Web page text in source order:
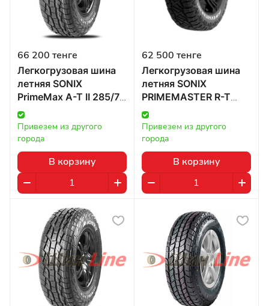
66 200 тенге
Легкогрузовая шина
летняя SONIX
PrimeMax A-T II 285/75
R16 126/123Q в
Казахстане
Привезем из другого
города
В корзину
62 500 тенге
Легкогрузовая шина
летняя SONIX
PRIMEMASTER R-T
265/70 R17 118/115Q в
Казахстане
Привезем из другого
города
В корзину